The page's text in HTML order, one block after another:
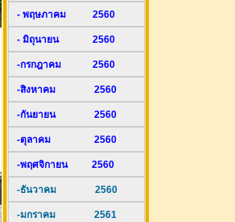
- พฤษภาคม 2560
- มิถุนายน 2560
-กรกฎาคม 2560
-สิงหาคม 2560
-กันยายน 2560
-ตุลาคม 2560
-พฤศจิกายน 2560
-ธันวาคม 2560
-มกราคม 2561